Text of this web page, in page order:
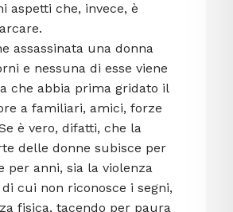
aspetti che, invece, è
assassinata una donna
e nessuna di esse viene
che abbia prima gridato il
a familiari, amici, forze
è vero, difatti, che la
delle donne subisce per
per anni, sia la violenza
cui non riconosce i segni,
fisica, tacendo per paura